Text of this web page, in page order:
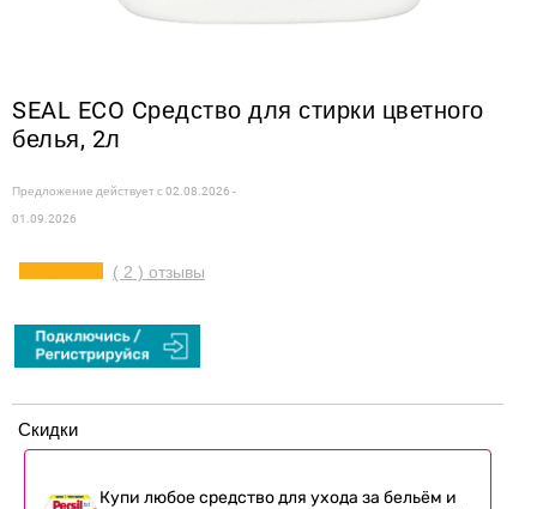
SEAL ECO Cредство для стирки цветного
белья, 2л
Предложение действует с02.08.2026 -
01.09.2026
( 2 ) отзывы
Скидки
Купи любое средство для ухода за бельём и